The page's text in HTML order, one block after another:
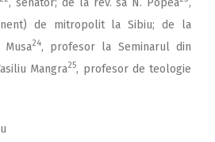
de mitropolit la Sibiu; de la
24, profesor la Seminarul din
Mangra25, profesor de teologie